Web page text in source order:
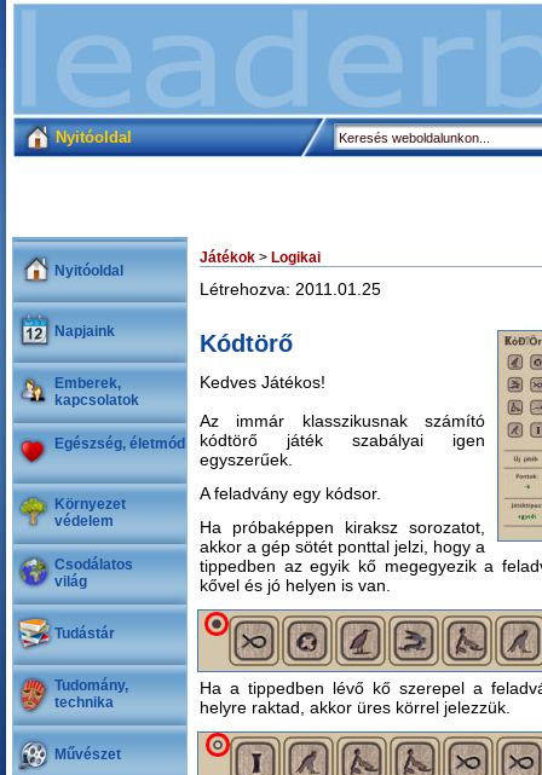
Nyitóoldal
Nyitóoldal
Napjaink
Emberek,
kapcsolatok
Egészség, életmód
Környezet
védelem
Csodálatos
világ
Tudástár
Tudomány,
technika
Művészet
Játékok > Logikai
Létrehozva: 2011.01.25
Kódtörő
Kedves Játékos!
Az immár klasszikusnak számító
kódtörő játék szabályai igen
egyszerűek.
A feladvány egy kódsor.
Ha próbaképpen kiraksz sorozatot,
akkor a gép sötét ponttal jelzi, hogy a
tippedben az egyik kő megegyezik a
kővel és jó helyen is van.
Ha a tippedben lévő kő szerepel a
helyre raktad, akkor üres körrel jelezzük.